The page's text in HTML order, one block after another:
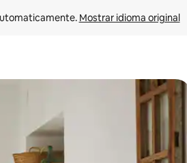
Mostrar idioma original